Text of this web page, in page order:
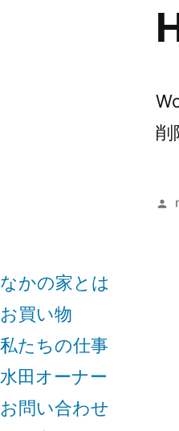
削
なかの家とは
お買い物
私たちの仕事
水田オーナー
お問い合わせ